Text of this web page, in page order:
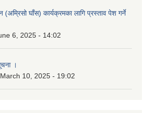
(अम्रिसो घाँस) कार्यक्रमका लागि प्रस्ताव पेश गर्ने
6, 2025 - 14:02
।
10, 2025 - 19:02